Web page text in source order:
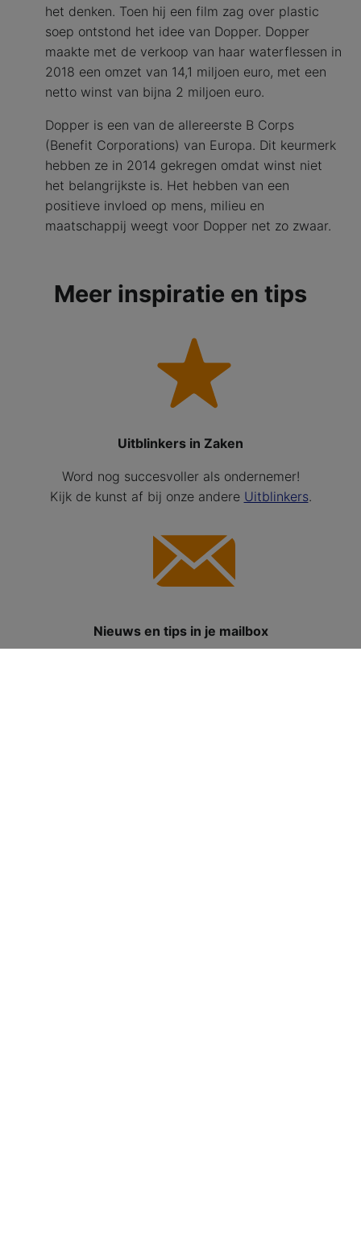
het denken. Toen hij een film zag over plastic
soep ontstond het idee van Dopper. Dopper
maakte met de verkoop van haar waterflessen in
2018 een omzet van 14,1 miljoen euro, met een
netto winst van bijna 2 miljoen euro.
Dopper is een van de allereerste B Corps
(Benefit Corporations) van Europa. Dit keurmerk
hebben ze in 2014 gekregen omdat winst niet
het belangrijkste is. Het hebben van een
positieve invloed op mens, milieu en
maatschappij weegt voor Dopper net zo zwaar.
Meer inspiratie en tips
Uitblinkers in Zaken
Word nog succesvoller als ondernemer!
Kijk de kunst af bij onze andere Uitblinkers.
Nieuws en tips in je mailbox